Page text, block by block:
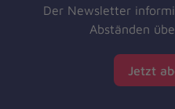
Der Newsletter
Abständen
Jetzt